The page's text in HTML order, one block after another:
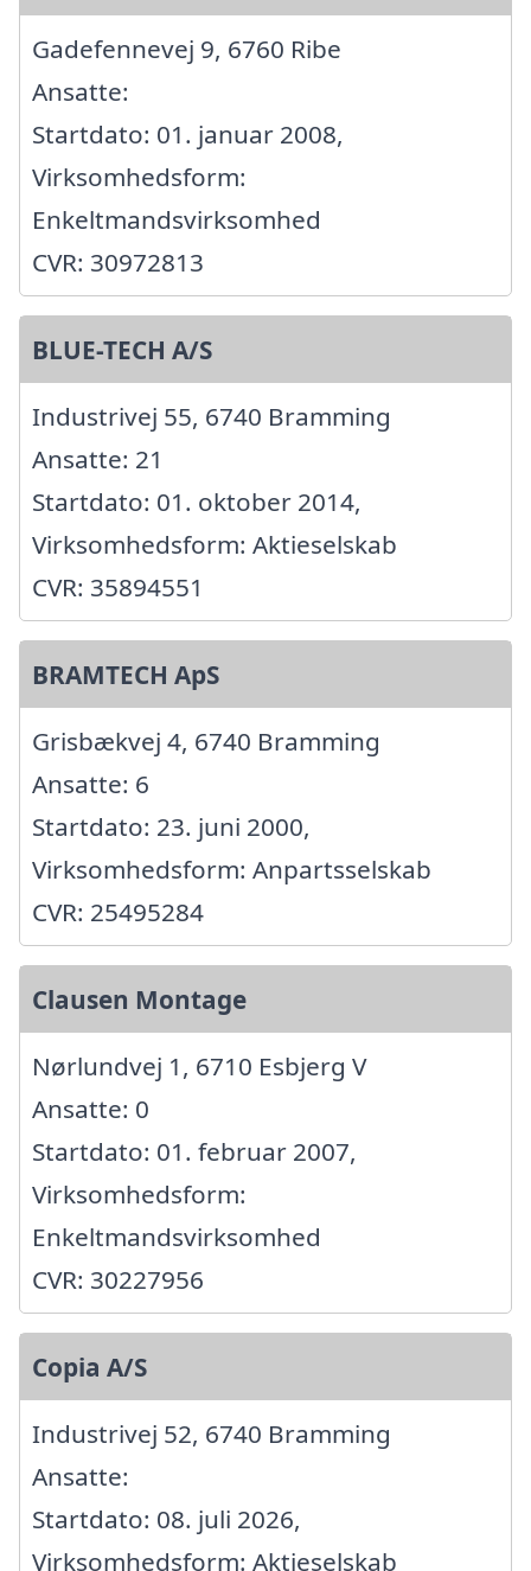
Gadefennevej 9, 6760 Ribe
Ansatte:
Startdato: 01. januar 2008,
Virksomhedsform:
Enkeltmandsvirksomhed
CVR: 30972813
BLUE-TECH A/S
Industrivej 55, 6740 Bramming
Ansatte: 21
Startdato: 01. oktober 2014,
Virksomhedsform: Aktieselskab
CVR: 35894551
BRAMTECH ApS
Grisbækvej 4, 6740 Bramming
Ansatte: 6
Startdato: 23. juni 2000,
Virksomhedsform: Anpartsselskab
CVR: 25495284
Clausen Montage
Nørlundvej 1, 6710 Esbjerg V
Ansatte: 0
Startdato: 01. februar 2007,
Virksomhedsform:
Enkeltmandsvirksomhed
CVR: 30227956
Copia A/S
Industrivej 52, 6740 Bramming
Ansatte:
Startdato: 08. juli 2026,
Virksomhedsform: Aktieselskab